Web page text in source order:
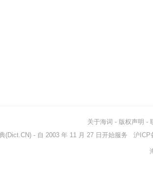
关于海词 - 版权声明 -
(Dict.CN) - 自 2003 年 11 月 27 日开始服务 沪ICP